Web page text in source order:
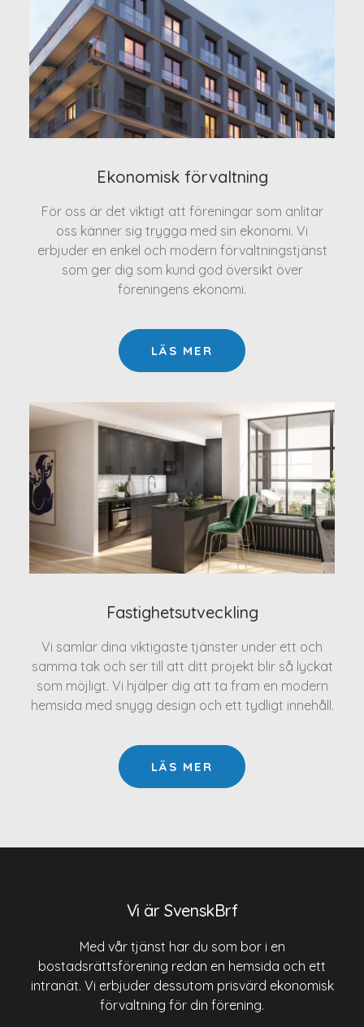
Ekonomisk förvaltning
För oss är det viktigt att föreningar som anlitar
oss känner sig trygga med sin ekonomi. Vi
erbjuder en enkel och modern förvaltningstjänst
som ger dig som kund god översikt över
föreningens ekonomi.
LÄS MER
Fastighetsutveckling
Vi samlar dina viktigaste tjänster under ett och
samma tak och ser till att ditt projekt blir så lyckat
som möjligt. Vi hjälper dig att ta fram en modern
hemsida med snygg design och ett tydligt innehåll.
LÄS MER
Vi är SvenskBrf
Med vår tjänst har du som bor i en
bostadsrättsförening redan en hemsida och ett
intranät. Vi erbjuder dessutom prisvärd ekonomisk
förvaltning för din förening.